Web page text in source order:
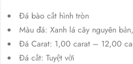
Đá bào cắt hình tròn
Màu đá: Xanh lá cây nguyên
Đá Carat: 1,00 carat – 12,00
Đá cắt: Tuyệt vời